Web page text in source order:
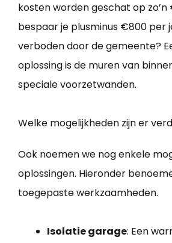
kosten worden geschat op zo’n
bespaar je plusminus €800 per
verboden door de gemeente?
oplossing is de muren van
speciale voorzetwanden.
Welke mogelijkheden zijn er
Ook noemen we nog enkele
oplossingen. Hieronder
toegepaste werkzaamheden.
Isolatie garage: Een